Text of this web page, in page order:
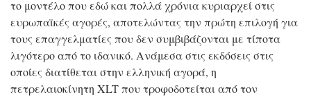
το μοντέλο που εδώ και πολλά χρόνια κυριαρχεί στις
ευρωπαϊκές αγορές, αποτελώντας την πρώτη επιλογή για
τους επαγγελματίες που δεν συμβιβάζονται με τίποτα
λιγότερο από το ιδανικό. Ανάμεσα στις εκδόσεις στις
οποίες διατίθεται στην ελληνική αγορά, η
πετρελαιοκίνητη XLT που τροφοδοτείται από τον